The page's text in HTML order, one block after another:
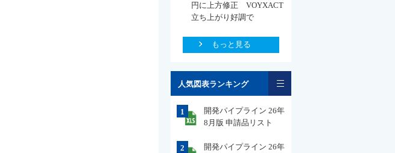
円に上方修正 VOYXACT
立ち上がり好調で
もっと見る
人気図表ランキング
1
開発パイプライン 26年
8月版 申請品リスト
2
開発パイプライン 26年